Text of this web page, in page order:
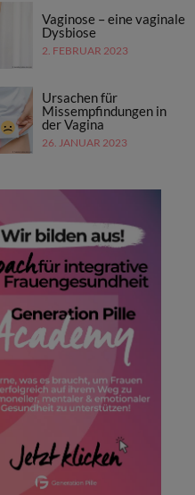
Vaginose – eine vaginale
Dysbiose
2. FEBRUAR 2023
Ursachen für
Missempfindungen in
der Vagina
26. JANUAR 2023